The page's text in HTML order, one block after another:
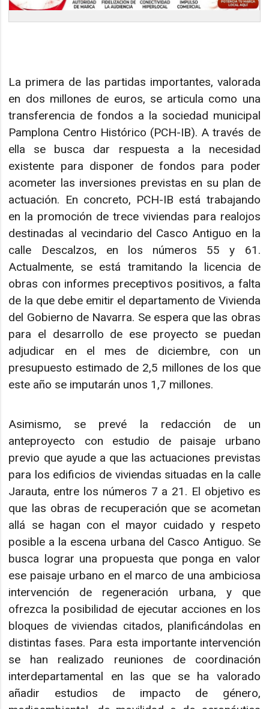
La primera de las partidas importantes, valorada
en dos millones de euros, se articula como una
transferencia de fondos a la sociedad municipal
Pamplona Centro Histórico (PCH-IB). A través de
ella se busca dar respuesta a la necesidad
existente para disponer de fondos para poder
acometer las inversiones previstas en su plan de
actuación. En concreto, PCH-IB está trabajando
en la promoción de trece viviendas para realojos
destinadas al vecindario del Casco Antiguo en la
calle Descalzos, en los números 55 y 61.
Actualmente, se está tramitando la licencia de
obras con informes preceptivos positivos, a falta
de la que debe emitir el departamento de Vivienda
del Gobierno de Navarra. Se espera que las obras
para el desarrollo de ese proyecto se puedan
adjudicar en el mes de diciembre, con un
presupuesto estimado de 2,5 millones de los que
este año se imputarán unos 1,7 millones.
Asimismo, se prevé la redacción de un
anteproyecto con estudio de paisaje urbano
previo que ayude a que las actuaciones previstas
para los edificios de viviendas situadas en la calle
Jarauta, entre los números 7 a 21. El objetivo es
que las obras de recuperación que se acometan
allá se hagan con el mayor cuidado y respeto
posible a la escena urbana del Casco Antiguo. Se
busca lograr una propuesta que ponga en valor
ese paisaje urbano en el marco de una ambiciosa
intervención de regeneración urbana, y que
ofrezca la posibilidad de ejecutar acciones en los
bloques de viviendas citados, planificándolas en
distintas fases. Para esta importante intervención
se han realizado reuniones de coordinación
interdepartamental en las que se ha valorado
añadir estudios de impacto de género,